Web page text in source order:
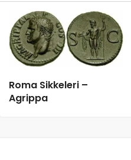
Roma Sikkeleri –
Agrippa